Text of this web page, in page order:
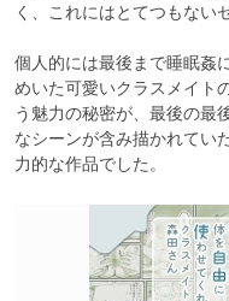
く、これにはとてつもない
個人的には最後まで睡眠姦
めいた可愛いクラスメイト
う魅力の秘密が、最後の最
なシーンが含み描かれてい
力的な作品でした。